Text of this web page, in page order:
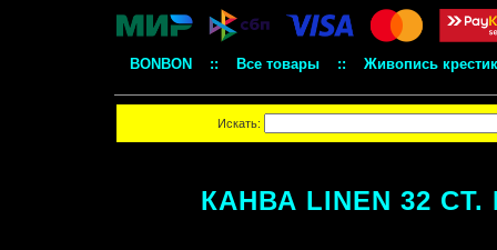
BONBON :: Все товары :: Живопись
Искать:
КАНВА LINEN 32